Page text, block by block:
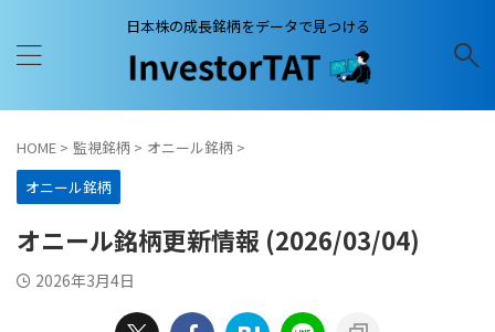
日本株の成長銘柄をデータで見つける
HOME > 監視銘柄 > オニール銘柄 >
オニール銘柄
オニール銘柄更新情報 (2026/03/04)
2026年3月4日